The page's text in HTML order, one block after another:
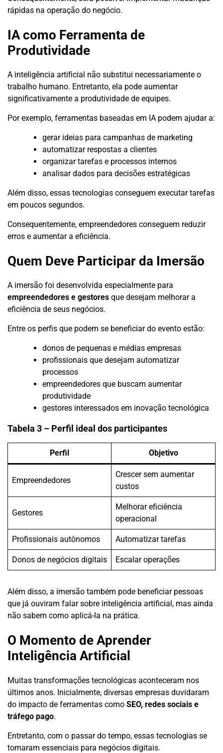
rápidas na operação do negócio.
IA como Ferramenta de
Produtividade
A inteligência artificial não substitui necessariamente o
trabalho humano. Entretanto, ela pode aumentar
significativamente a produtividade de equipes.
Por exemplo, ferramentas baseadas em IA podem ajudar a:
gerar ideias para campanhas de marketing
automatizar respostas a clientes
organizar tarefas e processos internos
analisar dados para decisões estratégicas
Além disso, essas tecnologias conseguem executar tarefas
em poucos segundos.
Consequentemente, empreendedores conseguem reduzir
erros e aumentar a eficiência.
Quem Deve Participar da Imersão
A imersão foi desenvolvida especialmente para
empreendedores e gestores que desejam melhorar a
eficiência de seus negócios.
Entre os perfis que podem se beneficiar do evento estão:
donos de pequenas e médias empresas
profissionais que desejam automatizar
processos
empreendedores que buscam aumentar
produtividade
gestores interessados em inovação tecnológica
Tabela 3 – Perfil ideal dos participantes
Perfil Objetivo
Empreendedores
Crescer sem aumentar
custos
Gestores
Melhorar eficiência
operacional
Profissionais autônomos Automatizar tarefas
Donos de negócios digitais Escalar operações
Além disso, a imersão também pode beneficiar pessoas
que já ouviram falar sobre inteligência artificial, mas ainda
não sabem como aplicá-la na prática.
O Momento de Aprender
Inteligência Artificial
Muitas transformações tecnológicas aconteceram nos
últimos anos. Inicialmente, diversas empresas duvidaram
do impacto de ferramentas como SEO, redes sociais e
tráfego pago.
Entretanto, com o passar do tempo, essas tecnologias se
tornaram essenciais para negócios digitais.